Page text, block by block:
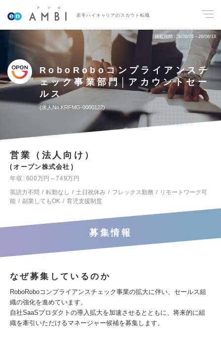
若手ハイキャリアのスカウト転職
掲載期間 26/08/05～26/08/18
RoboRoboコンプライアンスチ
ェック事業部門│アカウントセー
ルス
求人No.KRFMG-0000122
営業（法人向け）
オープン株式会社
年収
600万円～749万円
英語力不問
転勤なし 土日祝休み フレックス勤務
リモートワーク可
能
副業してもOK 育児支援制度
募集情報
なぜ募集しているのか
RoboRoboコンプライアンスチェック事業の拡大に伴い、セールス組
織の強化を進めています。
自社SaaSプロダクトの導入拡大を加速させるとともに、将来的に組
織を牽引いただけるマネージャー候補を募集します。